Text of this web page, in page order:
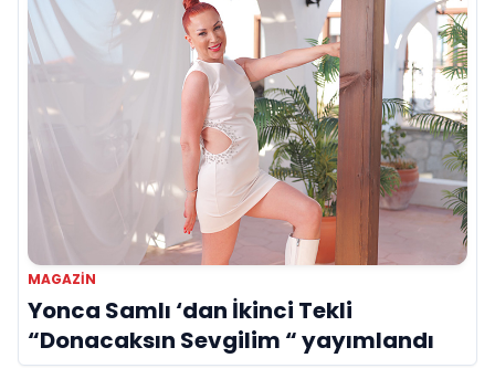
MAGAZIN
Yonca Samlı ‘dan İkinci Tekli
“Donacaksın Sevgilim “ yayımlandı